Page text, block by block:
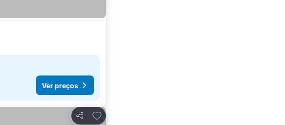
Ver preços
Partilhar
Adicionar aos favoritos